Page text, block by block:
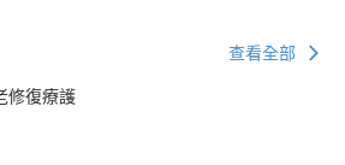
查看全部
修復療護